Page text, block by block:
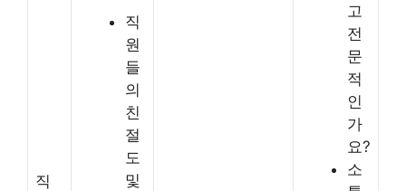
직
직
원
들
의
친
절
도
및
고
전
문
적
인
가
요?
소